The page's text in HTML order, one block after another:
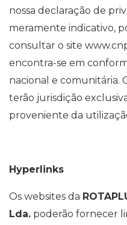
nossa declaração de
meramente indicativo,
consultar o site
encontra-se em
nacional e comunitária.
terão jurisdição
proveniente da
Hyperlinks
Os websites da
Lda. poderão fornecer